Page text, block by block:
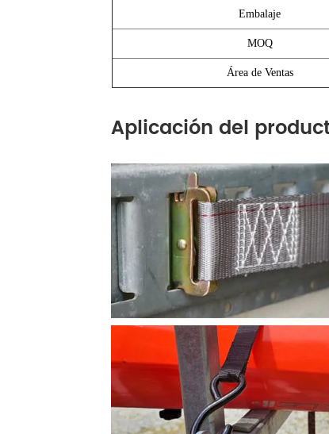
Embalaje
MOQ
Área de Ventas
Aplicación del